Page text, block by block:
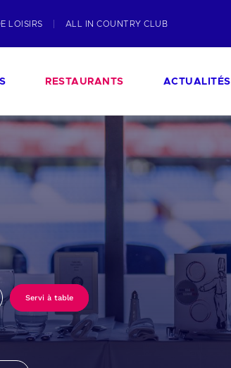
LOISIRS ALL IN COUNTRY CLUB
RESTAURANTS ACTUALITÉS
Servi à table